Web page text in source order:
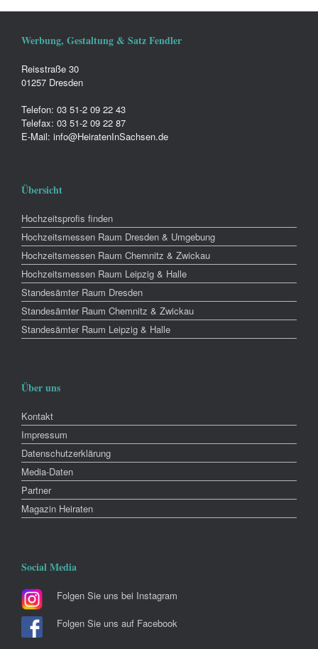
Werbung, Gestaltung & Satz Fendler
Reisstraße 30
01257 Dresden
Telefon: 03 51-2 09 22 43
Telefax: 03 51-2 09 22 87
E-Mail: info@HeiratenInSachsen.de
Übersicht
Hochzeitsprofis finden
Hochzeitsmessen Raum Dresden & Umgebung
Hochzeitsmessen Raum Chemnitz & Zwickau
Hochzeitsmessen Raum Leipzig & Halle
Standesämter Raum Dresden
Standesämter Raum Chemnitz & Zwickau
Standesämter Raum Leipzig & Halle
Über uns
Kontakt
Impressum
Datenschutzerklärung
Media-Daten
Partner
Magazin Heiraten
Social Media
Folgen Sie uns bei Instagram
Folgen Sie uns auf Facebook